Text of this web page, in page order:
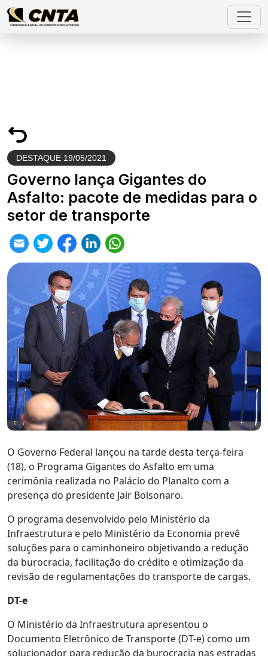
DESTAQUE 19/05/2021
Governo lança Gigantes do
Asfalto: pacote de medidas para o
setor de transporte
O Governo Federal lançou na tarde desta terça-feira
(18), o Programa Gigantes do Asfalto em uma
cerimônia realizada no Palácio do Planalto com a
presença do presidente Jair Bolsonaro.
O programa desenvolvido pelo Ministério da
Infraestrutura e pelo Ministério da Economia prevê
soluções para o caminhoneiro objetivando a redução
da burocracia, facilitação do crédito e otimização da
revisão de regulamentações do transporte de cargas.
DT-e
O Ministério da Infraestrutura apresentou o
Documento Eletrônico de Transporte (DT-e) como um
solucionador para redução da burocracia nas estradas